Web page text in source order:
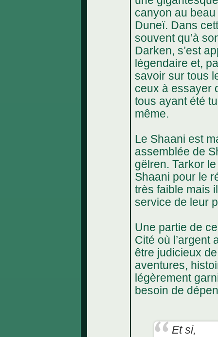
canyon au
Duneï. Dans
souvent qu’à
Darken, s’est
légendaire et,
savoir sur tous
ceux à essayer
tous ayant été
même.
Le Shaani est
assemblée de
gëlren. Tarkor
Shaani pour le
très faible mais
service de leur
Une partie de
Cité où l’argent
être judicieux
aventures,
légèrement
besoin de
Et si,